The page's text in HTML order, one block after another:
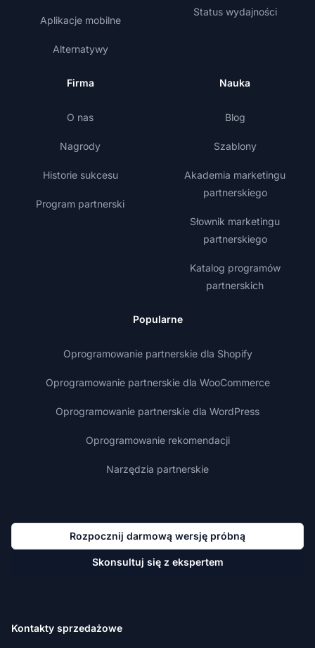
Aplikacje mobilne
Alternatywy
Status wydajności
Firma
O nas
Nagrody
Historie sukcesu
Program partnerski
Nauka
Blog
Szablony
Akademia marketingu
partnerskiego
Słownik marketingu
partnerskiego
Katalog programów
partnerskich
Popularne
Oprogramowanie partnerskie dla Shopify
Oprogramowanie partnerskie dla WooCommerce
Oprogramowanie partnerskie dla WordPress
Oprogramowanie rekomendacji
Narzędzia partnerskie
Rozpocznij darmową wersję próbną
Skonsultuj się z ekspertem
Kontakty sprzedażowe